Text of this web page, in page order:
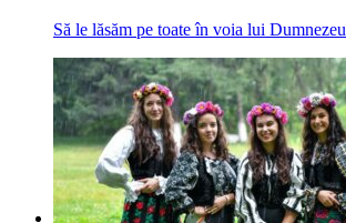
Să le lăsăm pe toate în voia lui Dumnezeu